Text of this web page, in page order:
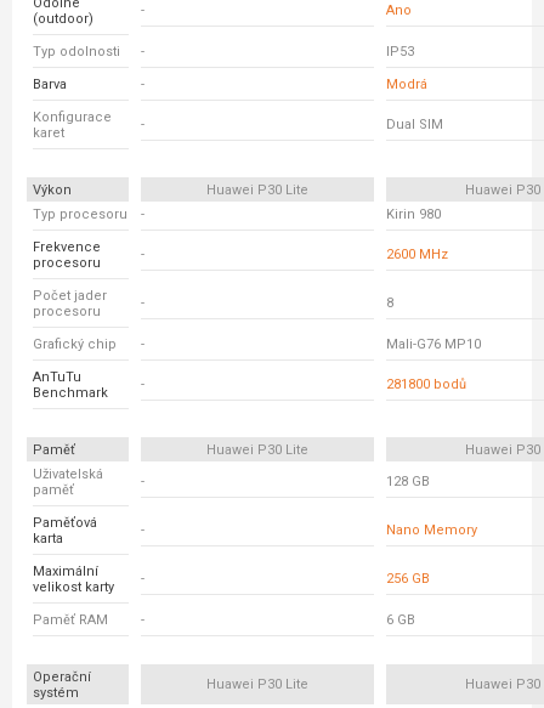
(outdoor)
- Ano
Typ odolnosti - IP53
Barva - Modrá
Konfigurace
karet
- Dual SIM
Výkon Huawei P30 Lite
Huawei P30
Typ procesoru
- Kirin 980
Frekvence
procesoru
- 2600 MHz
Počet jader
procesoru
- 8
Grafický chip - Mali-G76 MP10
AnTuTu
Benchmark
- 281800 bodů
Paměť Huawei P30 Lite
Huawei P30
Uživatelská
paměť
- 128 GB
Paměťová
karta
- Nano Memory
Maximální
velikost karty
- 256 GB
Paměť RAM - 6 GB
Operační
systém
Huawei P30 Lite Huawei P30